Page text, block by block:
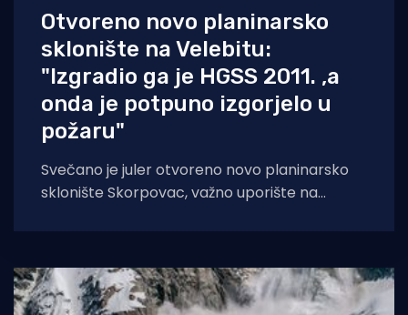
Otvoreno novo planinarsko
sklonište na Velebitu:
"Izgradio ga je HGSS 2011. ,a
onda je potpuno izgorjelo u
požaru"
Svečano je juler otvoreno novo planinarsko
sklonište Skorpovac, važno uporište na
planinarskom putu. Na istom mjestu